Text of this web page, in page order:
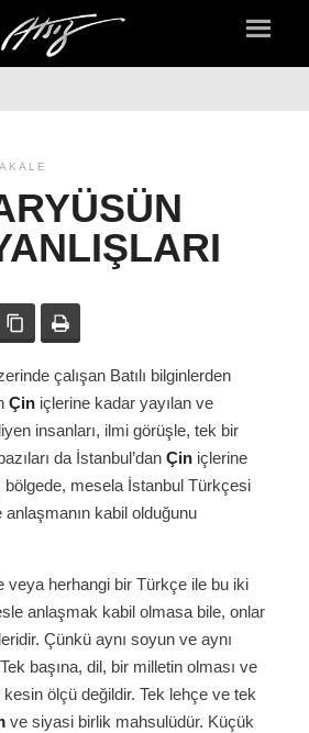
WhatsAppBağlanıyı kopyala
çalışan Batılı bilginlerden
Çin içlerine kadar yayılan ve
insanları, ilmi görüşle, tek bir
da İstanbul’dan Çin içlerine
bölgede, mesela İstanbul Türkçesi
kabil olduğunu
veya herhangi bir Türkçe ile bu iki
anlaşmak kabil olmasa bile, onlar
Çünkü aynı soyun ve aynı
başına, dil, bir milletin olması ve
ölçü değildir. Tek lehçe ve tek
ve siyasi birlik mahsulüdür. Küçük